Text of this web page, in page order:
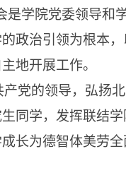
是学院党委领导和
政治引领为根本
主地开展工作。
党的领导，弘扬
同学，发挥联结
长为德智体美劳